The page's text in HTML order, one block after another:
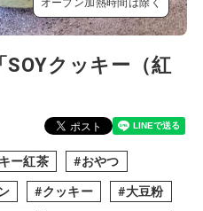
クッキー（紅
ー紅茶
おやつ
クッキー
大豆粉